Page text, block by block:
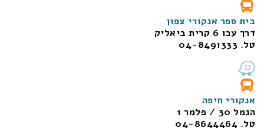
בית ספר אנקורי צפון
דרך עכו 6 קרית ביאליק
טל. 04-8491333
אנקורי חיפה
הנמל 30 / פלמר 1
טל. 04-8644464